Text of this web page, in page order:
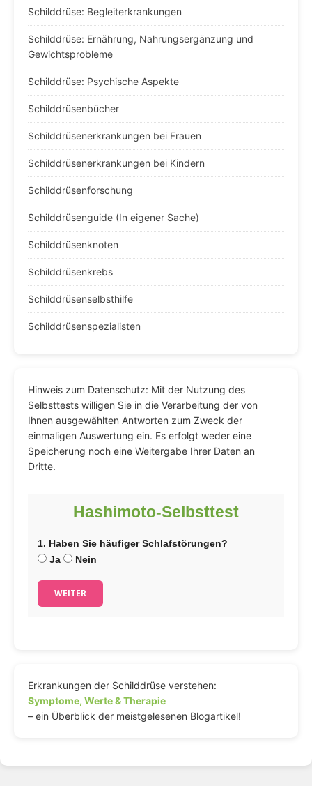
Schilddrüse: Begleiterkrankungen
Schilddrüse: Ernährung, Nahrungsergänzung und
Gewichtsprobleme
Schilddrüse: Psychische Aspekte
Schilddrüsenbücher
Schilddrüsenerkrankungen bei Frauen
Schilddrüsenerkrankungen bei Kindern
Schilddrüsenforschung
Schilddrüsenguide (In eigener Sache)
Schilddrüsenknoten
Schilddrüsenkrebs
Schilddrüsenselbsthilfe
Schilddrüsenspezialisten
Hinweis zum Datenschutz: Mit der Nutzung des
Selbsttests willigen Sie in die Verarbeitung der von
Ihnen ausgewählten Antworten zum Zweck der
einmaligen Auswertung ein. Es erfolgt weder eine
Speicherung noch eine Weitergabe Ihrer Daten an
Dritte.
Hashimoto-Selbsttest
1. Haben Sie häufiger Schlafstörungen?
Ja
Nein
WEITER
Erkrankungen der Schilddrüse verstehen:
Symptome, Werte & Therapie
– ein Überblick der meistgelesenen Blogartikel!